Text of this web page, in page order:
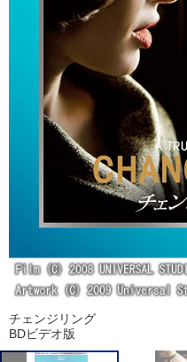
チェンジリング
BDビデオ版